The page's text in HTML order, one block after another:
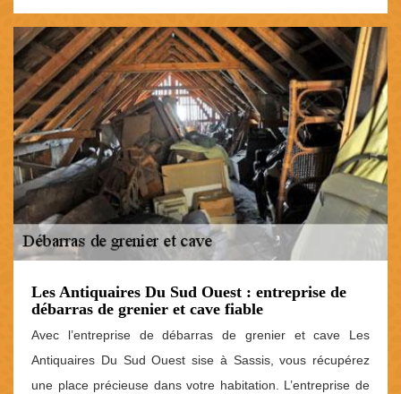
Les Antiquaires Du Sud Ouest : entreprise de
débarras de grenier et cave fiable
Avec l’entreprise de débarras de grenier et cave Les
Antiquaires Du Sud Ouest sise à Sassis, vous récupérez
une place précieuse dans votre habitation. L’entreprise de